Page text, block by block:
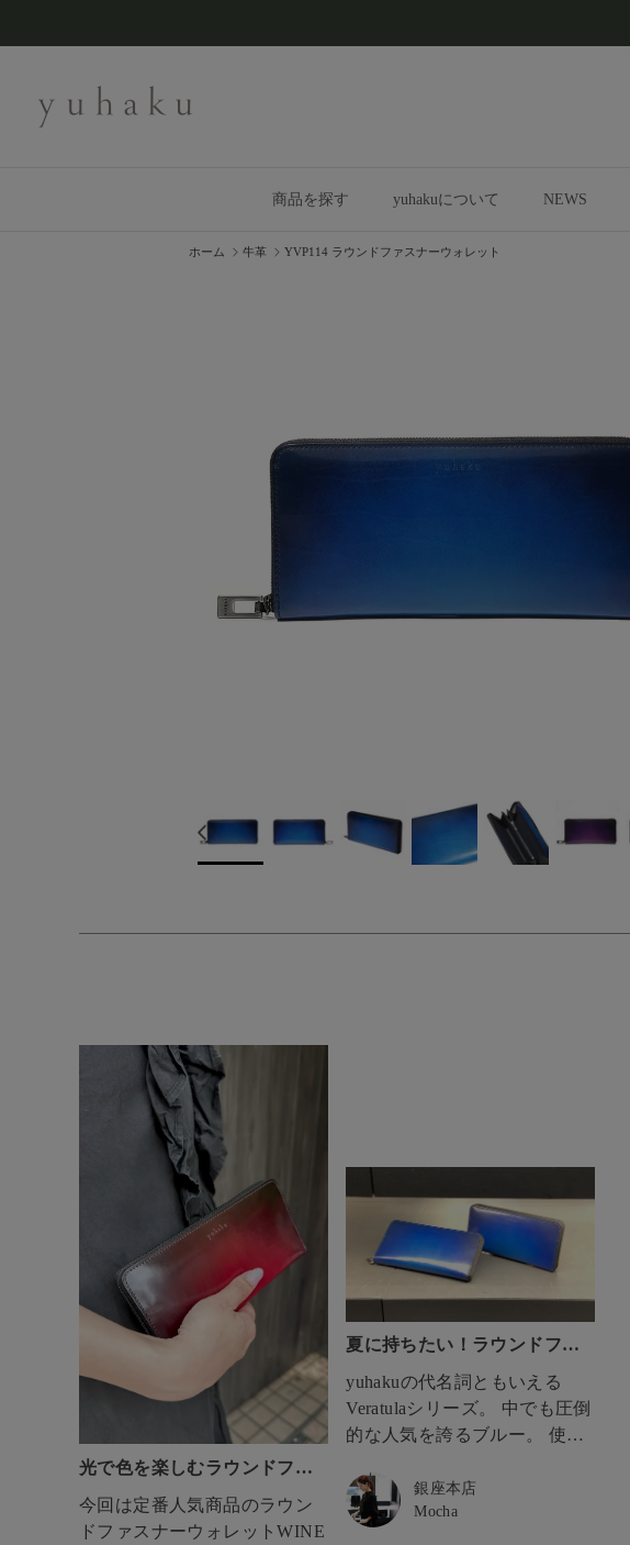
商品を探す yuhakuについて NEWS
ホーム 牛革 YVP114 ラウンドファスナーウォレット
光で色を楽しむラウンドファ
スナーウォレット
今回は定番人気商品のラウン
ドファスナーウォレットWINE
夏に持ちたい！ラウンドファ
スナーウォレット
yuhakuの代名詞ともいえる
Veratulaシリーズ。 中でも圧倒
的な人気を誇るブルー。 使っ
ような幻想的な色みにエイジ
ングしていくのが特徴です✨
銀座本店
Mocha